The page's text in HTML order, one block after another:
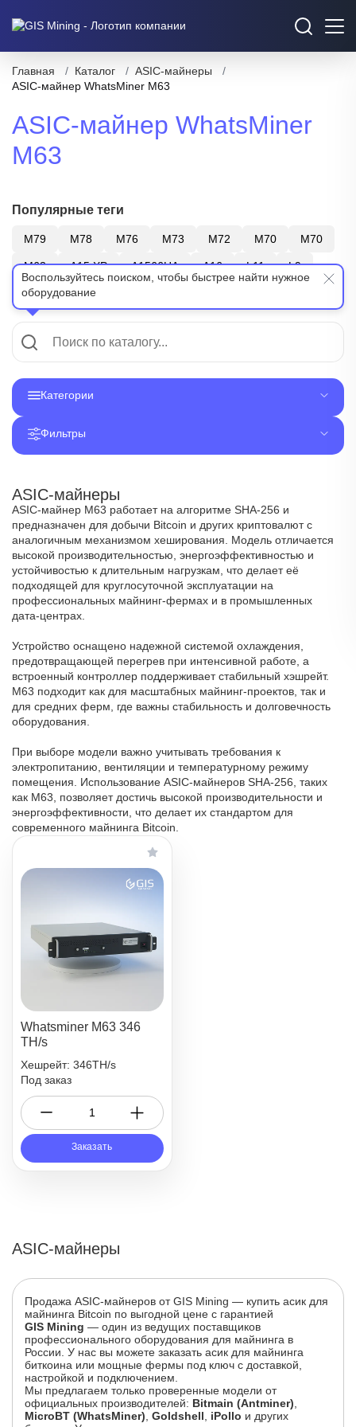
Главная / Каталог / ASIC-майнеры
/
ASIC-майнер WhatsMiner M63
ASIC-майнер WhatsMiner
M63
Популярные теги
M79 M78 M76 M73 M72 M70 M70
M63 A15 XP A1566HA A16 L11 L9
S21 T21
Canaan ElphaPex SHA-256 Scrypt X11
BTC LTC+DOGE ZEC
Показать еще
Воспользуйтесь поиском, чтобы быстрее найти нужное
оборудование
Категории
Фильтры
ASIC-майнеры
ASIC‑майнер M63 работает на алгоритме SHA‑256 и
предназначен для добычи Bitcoin и других криптовалют с
аналогичным механизмом хеширования. Модель отличается
высокой производительностью, энергоэффективностью и
устойчивостью к длительным нагрузкам, что делает её
подходящей для круглосуточной эксплуатации на
профессиональных майнинг‑фермах и в промышленных
дата‑центрах.
Устройство оснащено надежной системой охлаждения,
предотвращающей перегрев при интенсивной работе, а
встроенный контроллер поддерживает стабильный хэшрейт.
M63 подходит как для масштабных майнинг‑проектов, так и
для средних ферм, где важны стабильность и долговечность
оборудования.
При выборе модели важно учитывать требования к
электропитанию, вентиляции и температурному режиму
помещения. Использование ASIC‑майнеров SHA‑256, таких
как M63, позволяет достичь высокой производительности и
энергоэффективности, что делает их стандартом для
современного майнинга Bitcoin.
Whatsminer M63 346
TH/s
Хешрейт: 346TH/s
Под заказ
Заказать
ASIC-майнеры
Продажа ASIC-майнеров от GIS Mining — купить асик для
майнинга Bitcoin по выгодной цене с гарантией
GIS Mining — один из ведущих поставщиков
профессионального оборудования для майнинга в
России. У нас вы можете заказать асик для майнинга
биткоина или мощные фермы под ключ с доставкой,
настройкой и подключением.
Мы предлагаем только проверенные модели от
официальных производителей: Bitmain (Antminer)
MicroBT (WhatsMiner) Goldshell iPollo и других